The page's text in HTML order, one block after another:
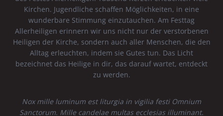
Kirchen. Jugendliche schaffen Möglichkeiten, in eine
wunderbare Stimmung einzutauchen. Am Festtag
Allerheiligen erinnern wir uns nicht nur der verstorbenen
Heiligen der Kirche, sondern auch aller Menschen, die den
Alltag erleuchten, indem sie Gutes tun. Das Licht
bezeichnet das Heilige in dir, das darauf wartet, entdeckt
zu werden.
Nox mille luminum est liturgia in vigilia festi Omnium
Sanctorum. Mille candelae multas ecclesias illuminant.